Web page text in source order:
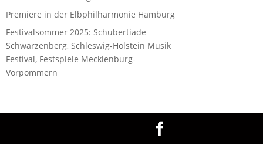
Premiere in der Elbphilharmonie Hamburg
Festivalsommer 2025: Schubertiade
Schwarzenberg, Schleswig-Holstein Musik
Festival, Festspiele Mecklenburg-
Vorpommern